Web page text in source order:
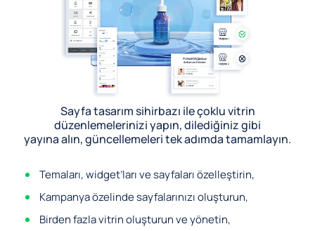
Sayfa tasarım sihirbazı ile çoklu vitrin
düzenlemelerinizi yapın, dilediğiniz gibi
yayına alın, güncellemeleri tek adımda tamamlayın.
Temaları, widget’ları ve sayfaları özelleştirin,
Kampanya özelinde sayfalarınızı oluşturun,
Birden fazla vitrin oluşturun ve yönetin,